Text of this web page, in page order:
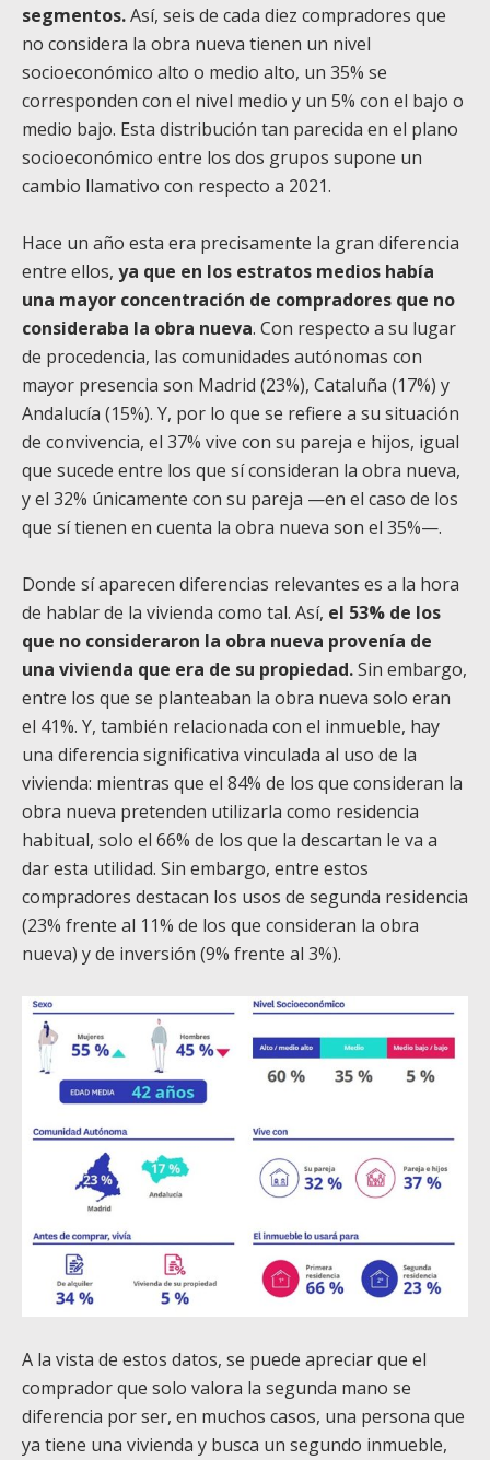
segmentos.Así, seis de cada diez compradores que
no considera la obra nueva tienen un nivel
socioeconómico alto o medio alto, un 35% se
corresponden con el nivel medio y un 5% con el bajo o
medio bajo. Esta distribución tan parecida en el plano
socioeconómico entre los dos grupos supone un
cambio llamativo con respecto a 2021.
Hace un año esta era precisamente la gran diferencia
entre ellos, ya que en los estratos medios había
una mayor concentración de compradores que no
consideraba la obra nueva. Con respecto a su lugar
de procedencia, las comunidades autónomas con
mayor presencia son Madrid (23%), Cataluña (17%) y
Andalucía (15%). Y, por lo que se refiere a su situación
de convivencia, el 37% vive con su pareja e hijos, igual
que sucede entre los que sí consideran la obra nueva,
y el 32% únicamente con su pareja —en el caso de los
que sí tienen en cuenta la obra nueva son el 35%—.
Donde sí aparecen diferencias relevantes es a la hora
de hablar de la vivienda como tal. Así, el 53% de los
que no consideraron la obra nueva provenía de
una vivienda que era de su propiedad.Sin embargo,
entre los que se planteaban la obra nueva solo eran
el 41%. Y, también relacionada con el inmueble, hay
una diferencia significativa vinculada al uso de la
vivienda: mientras que el 84% de los que consideran la
obra nueva pretenden utilizarla como residencia
habitual, solo el 66% de los que la descartan le va a
dar esta utilidad. Sin embargo, entre estos
compradores destacan los usos de segunda residencia
(23% frente al 11% de los que consideran la obra
nueva) y de inversión (9% frente al 3%).
A la vista de estos datos, se puede apreciar que el
comprador que solo valora la segunda mano se
diferencia por ser, en muchos casos, una persona que
ya tiene una vivienda y busca un segundo inmueble,